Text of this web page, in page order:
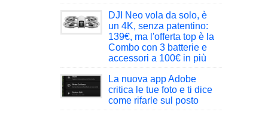
DJI Neo vola da solo, è
un 4K, senza patentino:
139€, ma l'offerta top è la
Combo con 3 batterie e
accessori a 100€ in più
La nuova app Adobe
critica le tue foto e ti dice
come rifarle sul posto